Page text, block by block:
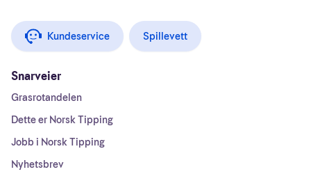
Kundeservice Spillevett
Snarveier
Grasrotandelen
Dette er Norsk Tipping
Jobb i Norsk Tipping
Nyhetsbrev